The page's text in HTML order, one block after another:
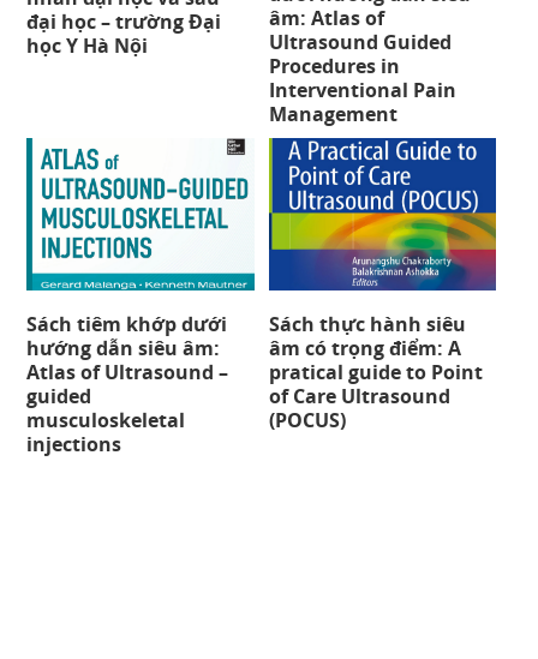
đại học – trường Đại
học Y Hà Nội
âm: Atlas of
Ultrasound Guided
Procedures in
Interventional Pain
Management
Sách tiêm khớp dưới
hướng dẫn siêu âm:
Atlas of Ultrasound –
guided
musculoskeletal
injections
Sách thực hành siêu
âm có trọng điểm: A
pratical guide to Point
of Care Ultrasound
(POCUS)